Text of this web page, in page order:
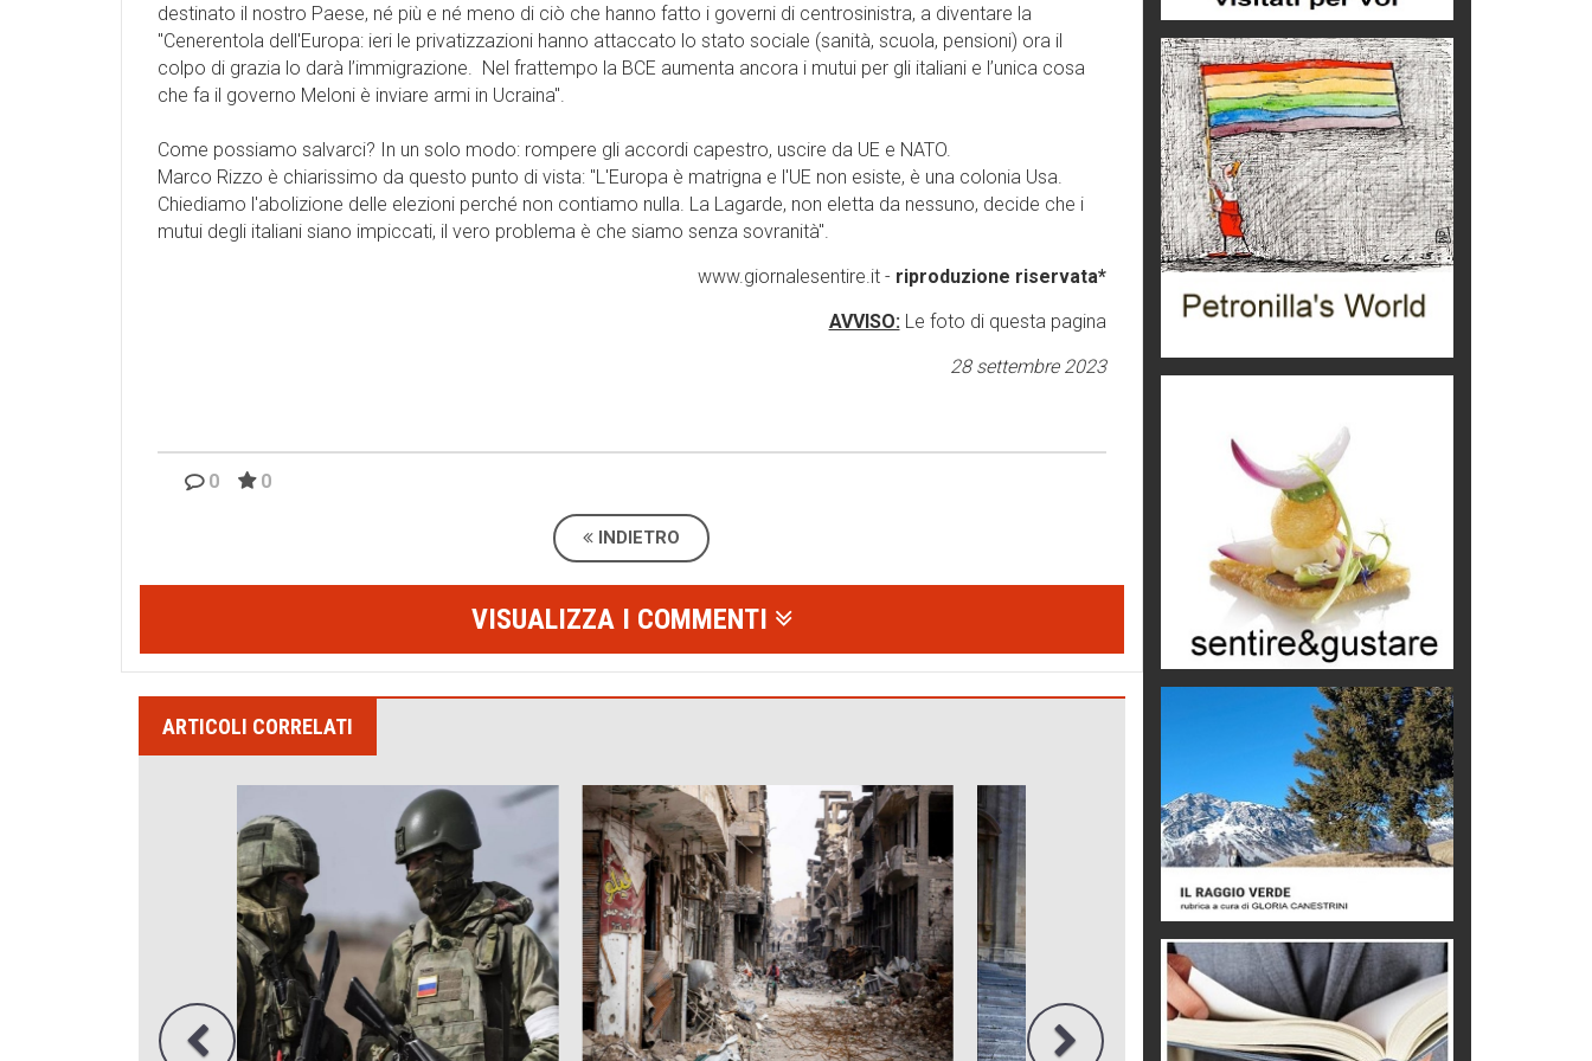
destinato il nostro Paese, né più e né meno di ciò che hanno fatto i governi di centrosinistra, a diventare la
"Cenerentola dell'Europa: ieri le privatizzazioni hanno attaccato lo stato sociale (sanità, scuola, pensioni) ora il
colpo di grazia lo darà l’immigrazione. Nel frattempo la BCE aumenta ancora i mutui per gli italiani e l’unica cosa
che fa il governo Meloni è inviare armi in Ucraina''.
Come possiamo salvarci? In un solo modo: rompere gli accordi capestro, uscire da UE e NATO.
Marco Rizzo è chiarissimo da questo punto di vista: "L'Europa è matrigna e l'UE non esiste, è una colonia Usa.
Chiediamo l'abolizione delle elezioni perché non contiamo nulla. La Lagarde, non eletta da nessuno, decide che i
mutui degli italiani siano impiccati, il vero problema è che siamo senza sovranità".
www.giornalesentire.it - riproduzione riservata*
AVVISO:Le foto di questa pagina
28 settembre 2023
0 0
INDIETRO
VISUALIZZA I COMMENTI
ARTICOLI CORRELATI
Idee per il futuro
Torre dell'Orso, mare di Puglia
itinerari italiani
Boboli, il giardino della botanica
Gioielli italiani
Menzogne di stato
Le dichiarazioni di Maurizio Federico
Chi è, e come difendersi dallo
scammer
Mio nonno, salvato dai russi
Macchine di guerra
Turismo in Miniera
Puglia - Tra storia e recupero
Castione, sotto il segno del
castagno
Eventi